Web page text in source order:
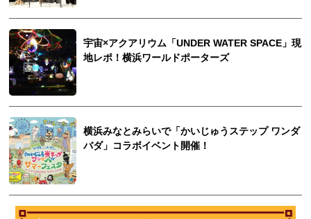
宇宙×アクアリウム「UNDER WATER SPACE」現
地レポ！横浜ワールドポーターズ
横浜みなとみらいで「かいじゅう​ステップ ワンダ
バダ」コラボイベント開催！